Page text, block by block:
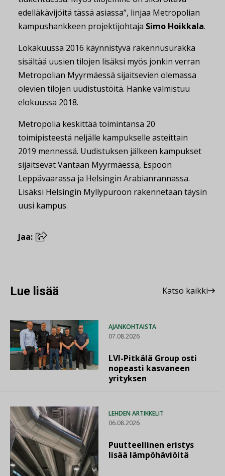
edelläkävijöitä tässä asiassa”, linjaa Metropolian
kampushankkeen projektijohtaja Simo Hoikkala.
Lokakuussa 2016 käynnistyvä rakennusurakka
sisältää uusien tilojen lisäksi myös jonkin verran
Metropolian Myyrmäessä sijaitsevien olemassa
olevien tilojen uudistustöitä. Hanke valmistuu
elokuussa 2018.
Metropolia keskittää toimintansa 20
toimipisteestä neljälle kampukselle asteittain
2019 mennessä. Uudistuksen jälkeen kampukset
sijaitsevat Vantaan Myyrmäessä, Espoon
Leppävaarassa ja Helsingin Arabianrannassa.
Lisäksi Helsingin Myllypuroon rakennetaan täysin
uusi kampus.
Jaa:
Lue lisää Katso kaikki
AJANKOHTAISTA
07.08.2026
LVI-Pitkälä Group osti
nopeasti kasvaneen
yrityksen
LEHDEN ARTIKKELIT
06.08.2026
Puutteellinen eristys
lisää lämpöhäviöitä